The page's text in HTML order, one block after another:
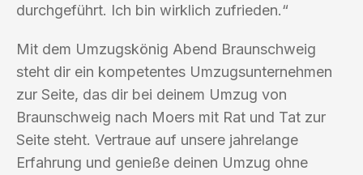
durchgeführt. Ich bin wirklich zufrieden.“
Mit dem Umzugskönig Abend Braunschweig
steht dir ein kompetentes Umzugsunternehmen
zur Seite, das dir bei deinem Umzug von
Braunschweig nach Moers mit Rat und Tat zur
Seite steht. Vertraue auf unsere jahrelange
Erfahrung und genieße deinen Umzug ohne